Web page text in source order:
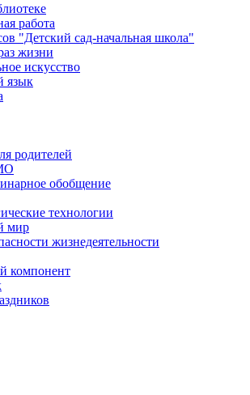
работа
"Детский сад-начальная школа"
жизни
искусство
язык
родителей
обобщение
технологии
мир
жизнедеятельности
компонент